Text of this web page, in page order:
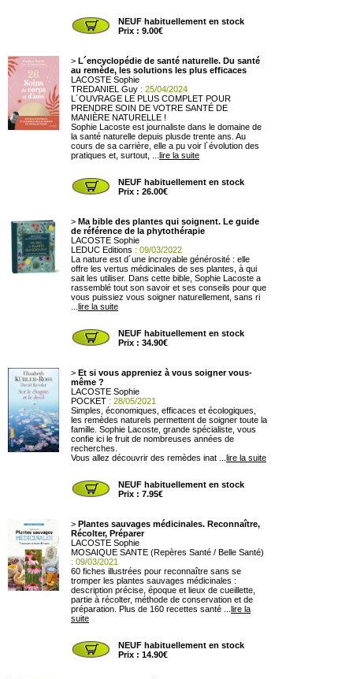
NEUF habituellement en stock
Prix : 9.00€
> L´encyclopédie de santé naturelle. Du santé
au remède, les solutions les plus efficaces
LACOSTE Sophie
TREDANIEL Guy : 25/04/2024
L´OUVRAGE LE PLUS COMPLET POUR
PRENDRE SOIN DE VOTRE SANTÉ DE
MANIÈRE NATURELLE !
Sophie Lacoste est journaliste dans le domaine de
la santé naturelle depuis plusde trente ans. Au
cours de sa carrière, elle a pu voir l´évolution des
pratiques et, surtout, ... lire la suite
NEUF habituellement en stock
Prix : 26.00€
> Ma bible des plantes qui soignent. Le guide
de référence de la phytothérapie
LACOSTE Sophie
LEDUC Editions : 09/03/2022
La nature est d´une incroyable générosité : elle
offre les vertus médicinales de ses plantes, à qui
sait les utiliser. Dans cette bible, Sophie Lacoste a
rassemblé tout son savoir et ses conseils pour que
vous puissiez vous soigner naturellement, sans ri
lire la suite
NEUF habituellement en stock
Prix : 34.90€
> Et si vous appreniez à vous soigner vous-
même ?
LACOSTE Sophie
POCKET : 28/05/2021
Simples, économiques, efficaces et écologiques,
les remèdes naturels permettent de soigner toute la
famille. Sophie Lacoste, grande spécialiste, vous
confie ici le fruit de nombreuses années de
recherches.
Vous allez découvrir des remèdes inat ... lire la suite
NEUF habituellement en stock
Prix : 7.95€
> Plantes sauvages médicinales. Reconnaître,
Récolter, Préparer
LACOSTE Sophie
MOSAIQUE SANTE (Repères Santé / Belle Santé)
: 09/03/2021
60 fiches illustrées pour reconnaître sans se
tromper les plantes sauvages médicinales :
description précise, époque et lieux de cueillette,
partie à récolter, méthode de conservation et de
préparation. Plus de 160 recettes santé ... lire la
suite
NEUF habituellement en stock
Prix : 14.90€